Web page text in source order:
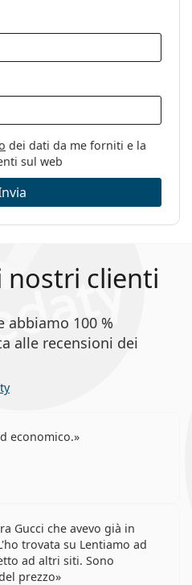
da vista
807 18 52
dei dati da me forniti e la
sul web
nostri clienti
abbiamo 100 %
alle recensioni dei
economico.
Gucci che avevo già in
trovata su Lentiamo ad
ad altri siti. Sono
prezzo